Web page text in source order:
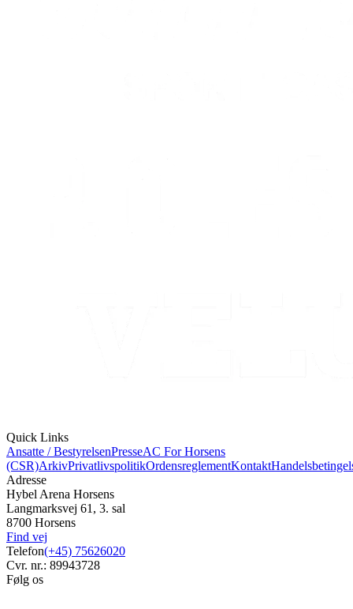
Quick Links
Ansatte / BestyrelsenPresseAC For Horsens
(CSR)ArkivPrivatlivspolitikOrdensreglementKontakt
Adresse
Hybel Arena Horsens
Langmarksvej 61, 3. sal
8700 Horsens
Find vej
Telefon(+45) 75626020
Cvr. nr.: 89943728
Følg os